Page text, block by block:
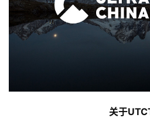
关于